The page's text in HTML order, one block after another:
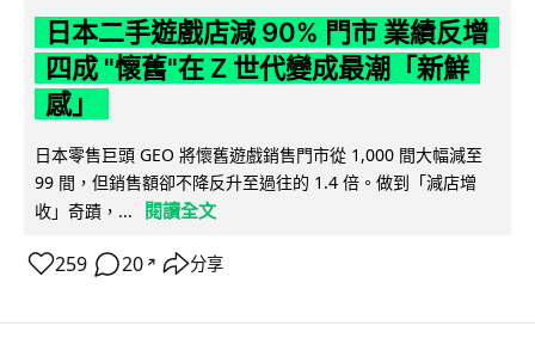
日本二手遊戲店減 90% 門市 業績反增
四成 "懷舊"在 Z 世代變成最潮「新鮮
感」
日本零售巨頭 GEO 將懷舊遊戲銷售門市從 1,000 間大幅減至
99 間，但銷售額卻不降反升至過往的 1.4 倍。做到「減店增
收」奇蹟，...
閱讀全文
259 20 ↗ 分享